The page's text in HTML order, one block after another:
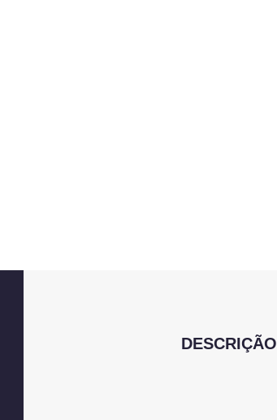
DESCRIÇÃO